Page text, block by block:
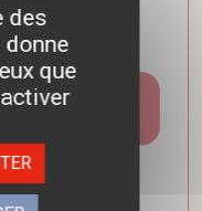
des
que